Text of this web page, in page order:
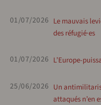
01/07/2026 Le mauvais
des réfugié·es
01/07/2026 L’Europe-
25/06/2026 Un
attaqués n’en